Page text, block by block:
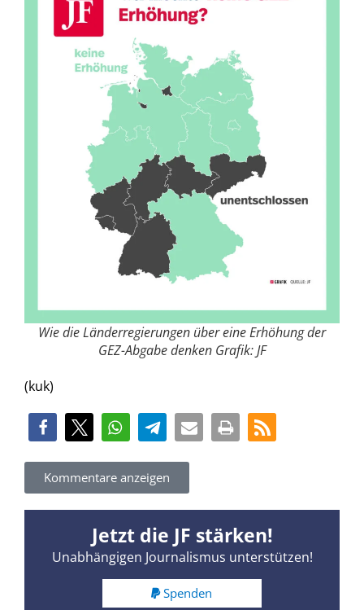
Wie die Länderregierungen über eine Erhöhung der
GEZ-Abgabe denken Grafik: JF
(kuk)
Kommentare anzeigen
Jetzt die JF stärken!
Unabhängigen Journalismus unterstützen!
Spenden